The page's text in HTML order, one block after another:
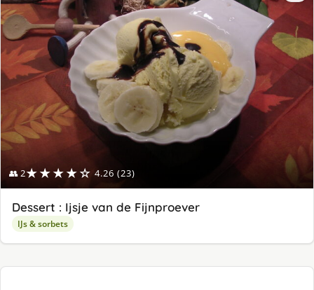
👥 2★★★★☆ 4.26 (23)
Dessert : Ijsje van de Fijnproever
IJs & sorbets